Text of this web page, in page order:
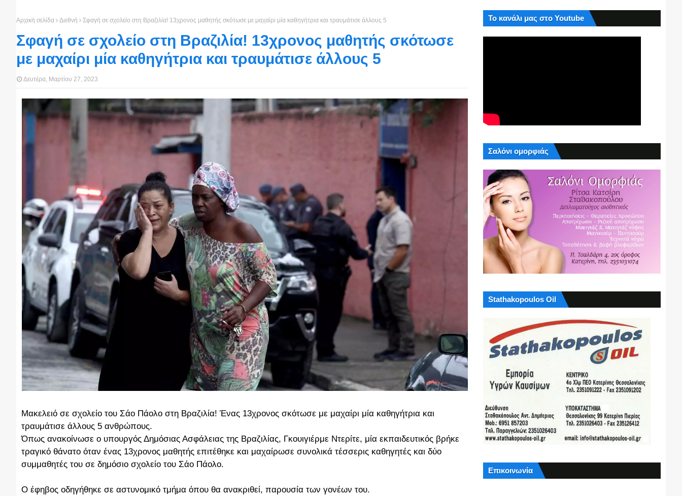
Αρχική σελίδα Διεθνή Σφαγή σε σχολείο στη Βραζιλία! 13χρονος μαθητής σκότωσε με μαχαίρι μία καθηγήτρια και τραυμάτισε άλλους 5
Σφαγή σε σχολείο στη Βραζιλία! 13χρονος μαθητής σκότωσε
με μαχαίρι μία καθηγήτρια και τραυμάτισε άλλους 5
Δευτέρα, Μαρτίου 27, 2023
Μακελειό σε σχολείο του Σάο Πάολο στη Βραζιλία! Ένας 13χρονος σκότωσε με μαχαίρι μία καθηγήτρια και
τραυμάτισε άλλους 5 ανθρώπους.
Όπως ανακοίνωσε ο υπουργός Δημόσιας Ασφάλειας της Βραζιλίας, Γκουιγιέρμε Ντερίτε, μία εκπαιδευτικός βρήκε
τραγικό θάνατο όταν ένας 13χρονος μαθητής επιτέθηκε και μαχαίρωσε συνολικά τέσσερις καθηγητές και δύο
συμμαθητές του σε δημόσιο σχολείο του Σάο Πάολο.
Ο έφηβος οδηγήθηκε σε αστυνομικό τμήμα όπου θα ανακριθεί, παρουσία των γονέων του.
Το κανάλι μας στο Youtube
Σαλόνι ομορφιάς
Stathakopoulos Oil
Επικοινωνία